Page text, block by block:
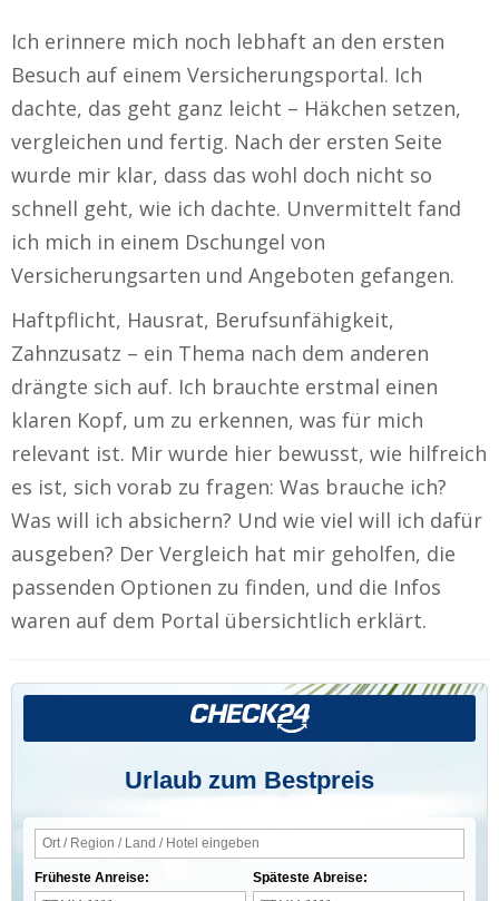
Ich erinnere mich noch lebhaft an den ersten
Besuch auf einem Versicherungsportal. Ich
dachte, das geht ganz leicht – Häkchen setzen,
vergleichen und fertig. Nach der ersten Seite
wurde mir klar, dass das wohl doch nicht so
schnell geht, wie ich dachte. Unvermittelt fand
ich mich in einem Dschungel von
Versicherungsarten und Angeboten gefangen.
Haftpflicht, Hausrat, Berufsunfähigkeit,
Zahnzusatz – ein Thema nach dem anderen
drängte sich auf. Ich brauchte erstmal einen
klaren Kopf, um zu erkennen, was für mich
relevant ist. Mir wurde hier bewusst, wie hilfreich
es ist, sich vorab zu fragen: Was brauche ich?
Was will ich absichern? Und wie viel will ich dafür
ausgeben? Der Vergleich hat mir geholfen, die
passenden Optionen zu finden, und die Infos
waren auf dem Portal übersichtlich erklärt.
Urlaub zum Bestpreis
Früheste Anreise: Späteste Abreise: